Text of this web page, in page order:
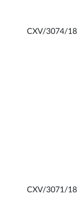
CXV/3074/18
CXV/3071/18